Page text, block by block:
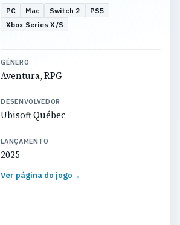
PC Mac Switch 2
PS5
Xbox Series X/S
GÉNERO
Aventura, RPG
DESENVOLVEDOR
Ubisoft Québec
LANÇAMENTO
2025
Ver página do jogo→